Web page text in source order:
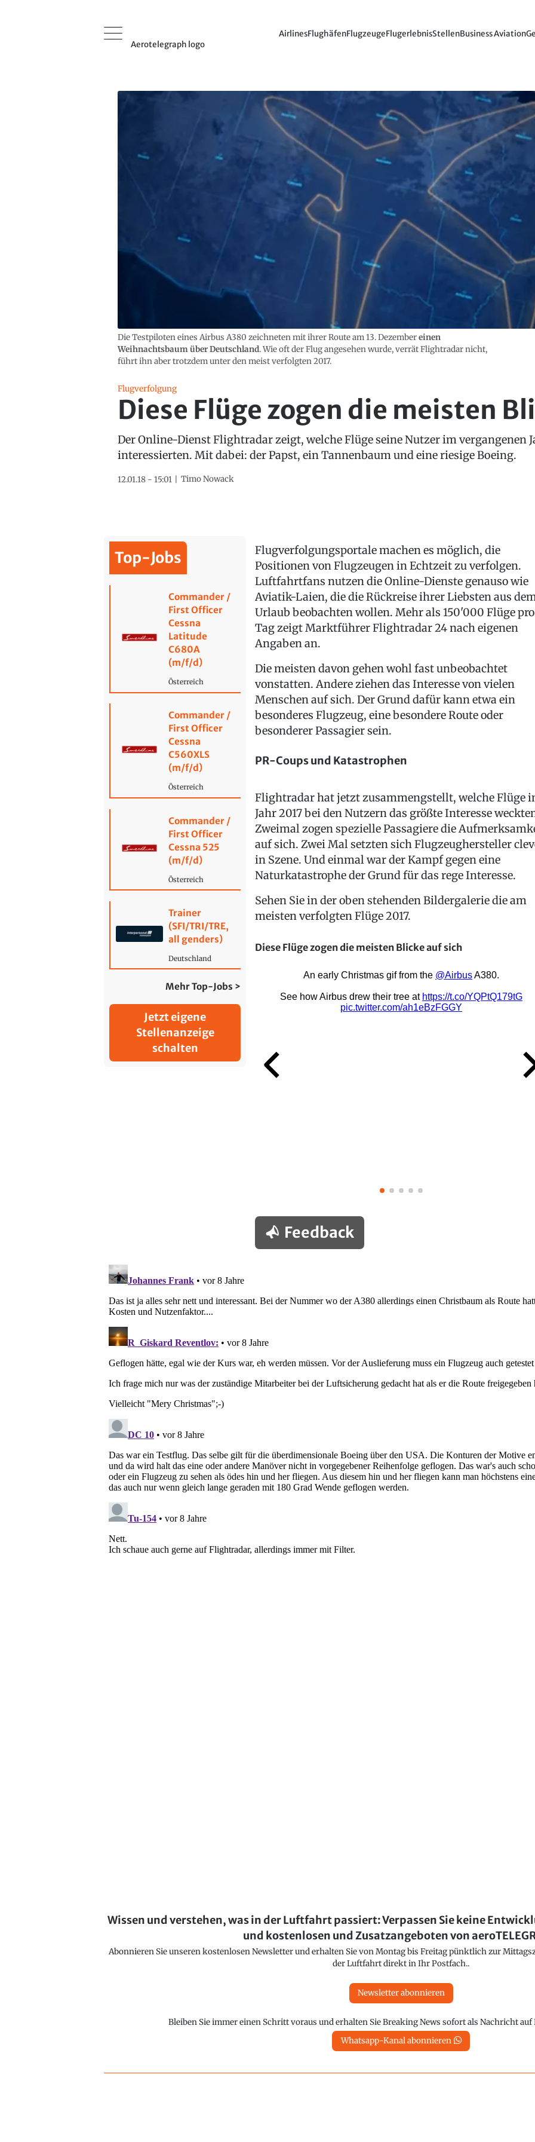
Aerotelegraph logo
AirlinesFlughäfenFlugzeugeFlugerlebnisStellenBusiness Aviation
Die Testpiloten eines Airbus A380 zeichneten mit ihrer Route am 13. Dezembereinen
Weihnachtsbaum über Deutschland. Wie oft der Flug angesehen wurde, verrät Flightradar nicht,
führt ihn aber trotzdem unter den meist verfolgten 2017.
Flugverfolgung
Diese Flüge zogen die meisten
Der Online-Dienst Flightradar zeigt, welche Flüge seine Nutzer im vergangenen
interessierten. Mit dabei: der Papst, ein Tannenbaum und eine riesige Boeing.
12.01.18 - 15:01 Timo Nowack
Top-Jobs
Commander /
First Officer
Cessna
Latitude
C680A
(m/f/d)
Österreich
Commander /
First Officer
Cessna
C560XLS
(m/f/d)
Österreich
Commander /
First Officer
Cessna 525
(m/f/d)
Österreich
Trainer
(SFI/TRI/TRE,
all genders)
Deutschland
Mehr Top-Jobs >
Jetzt eigene
Stellenanzeige
schalten
Flugverfolgungsportale machen es möglich, die
Positionen von Flugzeugen in Echtzeit zu verfolgen.
Luftfahrtfans nutzen die Online-Dienste genauso wie
Aviatik-Laien, die die Rückreise ihrer Liebsten aus
Urlaub beobachten wollen. Mehr als 150'000 Flüge pro
Tag zeigt Marktführer Flightradar 24 nach eigenen
Angaben an.
Die meisten davon gehen wohl fast unbeobachtet
vonstatten. Andere ziehen das Interesse von vielen
Menschen auf sich. Der Grund dafür kann etwa ein
besonderes Flugzeug, eine besondere Route oder
besonderer Passagier sein.
PR-Coups und Katastrophen
Flightradar hat jetzt zusammengstellt, welche Flüge
Jahr 2017 bei den Nutzern das größte Interesse
Zweimal zogen spezielle Passagiere die
auf sich. Zwei Mal setzten sich Flugzeughersteller
in Szene. Und einmal war der Kampf gegen eine
Naturkatastrophe der Grund für das rege Interesse.
Sehen Sie in der oben stehenden Bildergalerie die am
meisten verfolgten Flüge 2017.
Diese Flüge zogen die meisten Blicke auf sich
Feedback
Wissen und verstehen, was in der Luftfahrt passiert: Verpassen Sie keine
und kostenlosen und Zusatzangeboten von
Abonnieren Sie unseren kostenlosen Newsletter und erhalten Sie von Montag bis Freitag pünktlich zur
der Luftfahrt direkt in Ihr Postfach..
Newsletter abonnieren
Bleiben Sie immer einen Schritt voraus und erhalten Sie Breaking News sofort als Nachricht
Whatsapp-Kanal abonnieren